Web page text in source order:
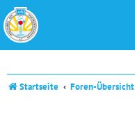
Startseite Foren-Übersicht